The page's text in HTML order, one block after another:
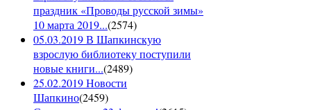
праздник «Проводы русской зимы»
10 марта 2019...(2574)
05.03.2019 В Шапкинскую
взрослую библиотеку поступили
новые книги...(2489)
25.02.2019 Новости
Шапкино(2459)